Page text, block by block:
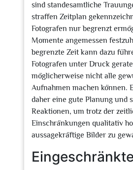
sind standesamtliche
straffen Zeitplan
Fotografen nur begrenzt
Momente angemessen
begrenzte Zeit kann dazu
Fotografen unter Druck
möglicherweise nicht alle
Aufnahmen machen können.
daher eine gute Planung und
Reaktionen, um trotz der
Einschränkungen qualitativ
aussagekräftige Bilder zu